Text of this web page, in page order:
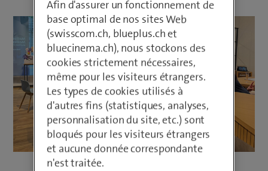
Afin d'assurer un fonctionnement de
base optimal de nos sites Web
(swisscom.ch, blueplus.ch et
bluecinema.ch), nous stockons des
cookies strictement nécessaires,
même pour les visiteurs étrangers.
Les types de cookies utilisés à
d'autres fins (statistiques, analyses,
personnalisation du site, etc.) sont
bloqués pour les visiteurs étrangers
et aucune donnée correspondante
n'est traitée.